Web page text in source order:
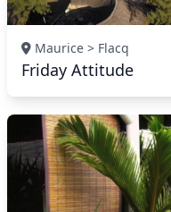
Maurice > Flacq
Friday Attitude